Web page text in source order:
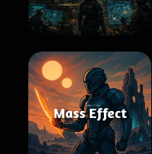
Mass Effect